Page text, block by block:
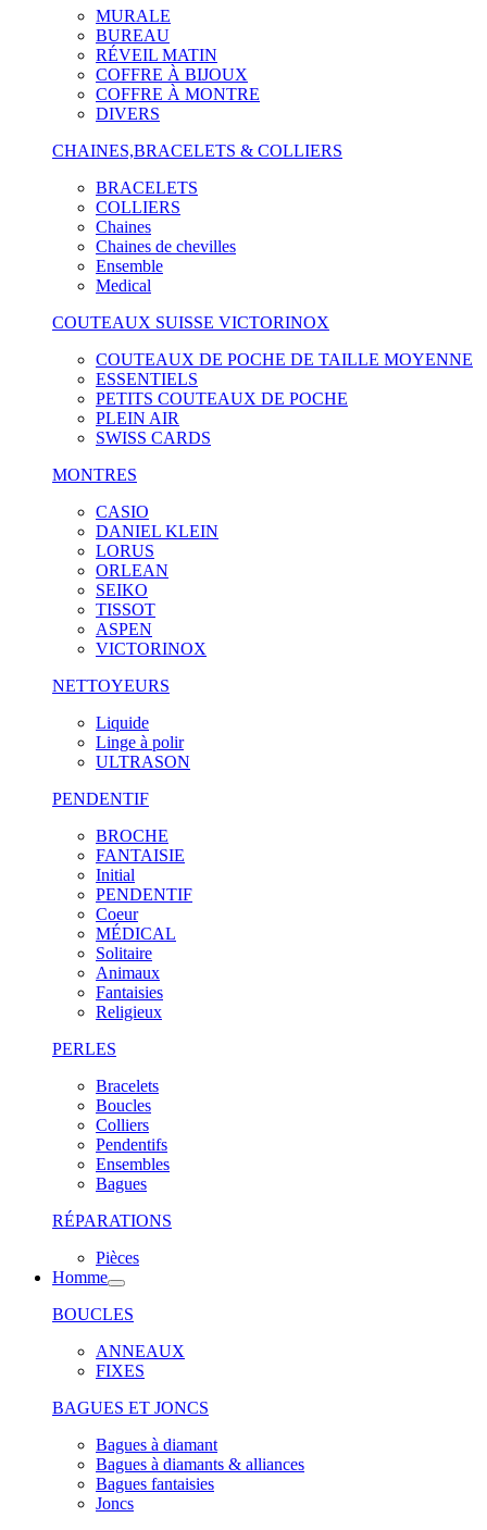
MURALE
BUREAU
RÉVEIL MATIN
COFFRE À BIJOUX
COFFRE À MONTRE
DIVERS
CHAINES,BRACELETS & COLLIERS
BRACELETS
COLLIERS
Chaines
Chaines de chevilles
Ensemble
Medical
COUTEAUX SUISSE VICTORINOX
COUTEAUX DE POCHE DE TAILLE MOYENNE
ESSENTIELS
PETITS COUTEAUX DE POCHE
PLEIN AIR
SWISS CARDS
MONTRES
CASIO
DANIEL KLEIN
LORUS
ORLEAN
SEIKO
TISSOT
ASPEN
VICTORINOX
NETTOYEURS
Liquide
Linge à polir
ULTRASON
PENDENTIF
BROCHE
FANTAISIE
Initial
PENDENTIF
Coeur
MÉDICAL
Solitaire
Animaux
Fantaisies
Religieux
PERLES
Bracelets
Boucles
Colliers
Pendentifs
Ensembles
Bagues
RÉPARATIONS
Pièces
Homme
BOUCLES
ANNEAUX
FIXES
BAGUES ET JONCS
Bagues à diamant
Bagues à diamants & alliances
Bagues fantaisies
Joncs